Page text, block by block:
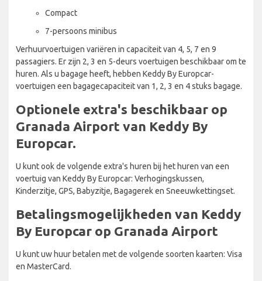
Compact
7-persoons minibus
Verhuurvoertuigen variëren in capaciteit van 4, 5, 7 en 9
passagiers. Er zijn 2, 3 en 5-deurs voertuigen beschikbaar om te
huren. Als u bagage heeft, hebben Keddy By Europcar-
voertuigen een bagagecapaciteit van 1, 2, 3 en 4 stuks bagage.
Optionele extra's beschikbaar op
Granada Airport van Keddy By
Europcar.
U kunt ook de volgende extra's huren bij het huren van een
voertuig van Keddy By Europcar: Verhogingskussen,
Kinderzitje, GPS, Babyzitje, Bagagerek en Sneeuwkettingset.
Betalingsmogelijkheden van Keddy
By Europcar op Granada Airport
U kunt uw huur betalen met de volgende soorten kaarten: Visa
en MasterCard.